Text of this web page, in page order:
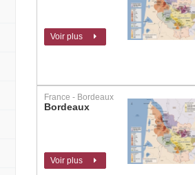
Voir plus
France - Bordeaux
Bordeaux
Voir plus